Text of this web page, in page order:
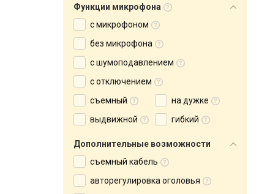
Функции микрофона
с микрофоном
без микрофона
с шумоподавлением
с отключением
съемный
на дужке
выдвижной
гибкий
Дополнительные возможности
съемный кабель
авторегулировка оголовья